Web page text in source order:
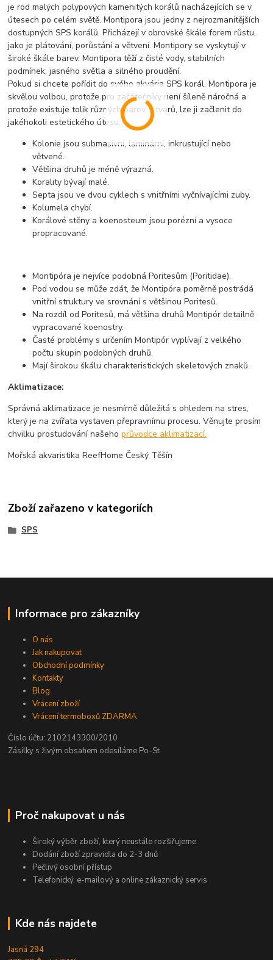
je rod malých polypových kamenitých korálů nacházejících se v
útesech po celém světě. Montipora jsou jedny z nejrozmanitějších
dostupných SPS korálů. Přicházejí v obrovské škále forem růstu,
jako je plátování, porůstání a větvení. Montipory se vyskytují v
široké škále barev. Montipora těží z čisté vody, stabilních
podmínek, jasného světla a silného proudění.
Pokud si chcete pořídit do svého akvária SPS korál, Montipora je
skvělou volbou, protože pro začátečníky není šíleně náročná a
protože existuje tolik různých barev a tvarů, lze ji začlenit do
jakéhokoli estetického útesu.
Kolonie jsou submasivní, laminární, inkrustující nebo
větvené.
Většina druhů je méně výrazná.
Korality bývají malé.
Septa jsou ve dvou cyklech s vnitřními vyčnívajícími zuby.
Kolumela chybí.
Korálové stěny a koenosteum jsou porézní a vysoce
propracované.
Montipóra je nejvíce podobná Poritesům (Poritidae).
Pod vodou se může zdát, že Montipóra poměrně postrádá
vnitřní struktury ve srovnání s většinou Poritesů.
Na rozdíl od Poritesů, má většina druhů Montipór detailně
vypracované koenostry.
Časté problémy s určením Montipór vyplívají z velkého
počtu skupin podobných druhů.
Mají širokou škálu charakteristických skeletových znaků.
Aklimatizace:
Správná aklimatizace je nesmírně důležitá s ohledem na stres,
který je na zvířata vystaven přepravnímu procesu. Věnujte prosím
chvilku prostudování našehoprůvodce aklimatizací.
Mořská akvaristika ReefHome Český Těšín
Zboží zařazeno v kategoriích
SPS
Informace pro zákazníky
O nás
Jak nakupovat
Obchodní podmínky
Kontakty
Blog
Vrácení zboží
Vrácení termoboxů ZDARMA
Číslo účtu: 2102143300/2010
Zásilky s živým obsahem odesíláme Po-St
Proč nakupovat u nás
Široký výběr zboží, který neustále rozšiřujeme
Dodání zboží zpravidla do 2-3 dnů
Pečlivý osobní přístup
Telefonický, e-mailový a online zákaznický servis
Kde nás najdete
Jasná 294